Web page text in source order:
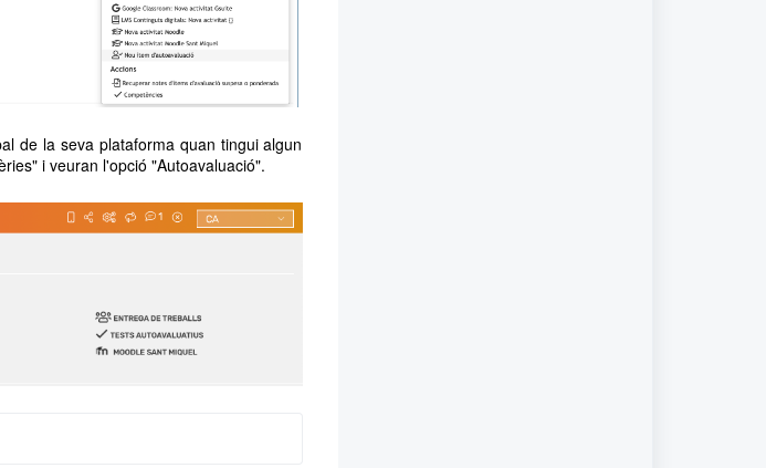
de la seva plataforma quan tingui algun
i veuran l'opció "Autoavaluació".